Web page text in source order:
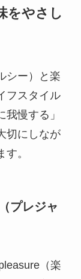
をやさし
シー）と楽
フスタイル
慢する」
切にしなが
。
プレジャ
（楽